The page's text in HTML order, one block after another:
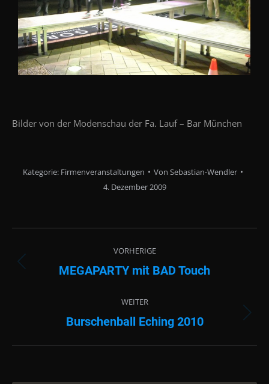
Bilder von der Modenschau der Fa. Lauf – Bar München
Kategorie: Firmenveranstaltungen Von Sebastian-Wendler
4. Dezember 2009
VORHERIGE
Vorheriges
MEGAPARTY mit BAD Touch
WEITER
Nächstes
Burschenball Eching 2010